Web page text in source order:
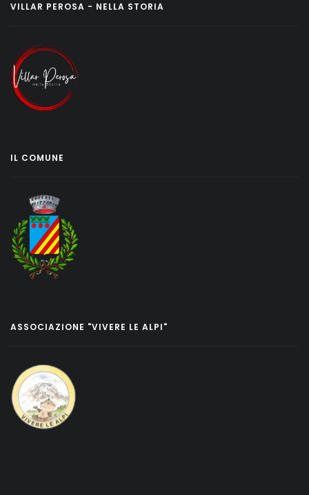
VILLAR PEROSA - NELLA STORIA
IL COMUNE
ASSOCIAZIONE "VIVERE LE ALPI"